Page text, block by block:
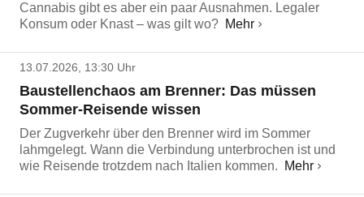
Cannabis gibt es aber ein paar Ausnahmen. Legaler
Konsum oder Knast – was gilt wo? Mehr
13.07.2026, 13:30 Uhr
Baustellenchaos am Brenner: Das müssen
Sommer-Reisende wissen
Der Zugverkehr über den Brenner wird im Sommer
lahmgelegt. Wann die Verbindung unterbrochen ist und
wie Reisende trotzdem nach Italien kommen.
Mehr